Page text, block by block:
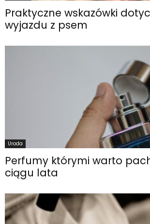
Praktyczne wskazówki
wyjazdu z psem
Uroda
Perfumy którymi warto
ciągu lata